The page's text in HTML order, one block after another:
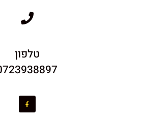
טלפון